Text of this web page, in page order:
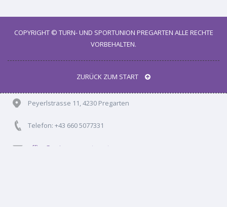
COPYRIGHT © TURN- UND SPORTUNION PREGARTEN ALLE RECHTE
VORBEHALTEN.
ZURÜCK ZUM START
Peyerlstrasse 11,4230 Pregarten
Telefon: +43 660 5077331
office@union-pregarten.at